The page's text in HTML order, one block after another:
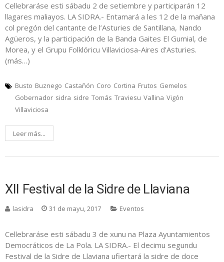
Cellebraráse esti sábadu 2 de setiembre y participarán 12
llagares maliayos. LA SIDRA.- Entamará a les 12 de la mañana
col pregón del cantante de l’Asturies de Santillana, Nando
Agüeros, y la participación de la Banda Gaites El Gumial, de
Morea, y el Grupu Folklóricu Villaviciosa-Aires d’Asturies.
(más…)
Busto Buznego Castañón Coro Cortina Frutos Gemelos
Gobernador sidra sidre Tomás Traviesu Vallina Vigón
Villaviciosa
Leer más...
XII Festival de la Sidre de Llaviana
lasidra 31 de mayu, 2017 Eventos
Cellebraráse esti sábadu 3 de xunu na Plaza Ayuntamientos
Democráticos de La Pola. LA SIDRA.- El decimu segundu
Festival de la Sidre de Llaviana ufiertará la sidre de doce